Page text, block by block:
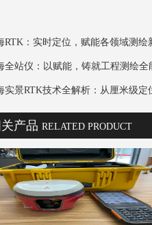
RTK：实时定位，赋能各领域测绘
全站仪：以赋能，铸就工程测绘全
实景RTK技术全解析：从厘米级定
产品 RELATED PRODUCT